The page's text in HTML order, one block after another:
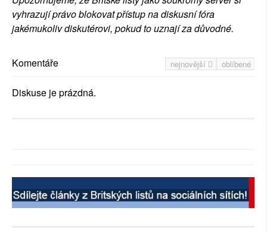
vyhrazují právo blokovat přístup na diskusní fóra
jakémukoliv diskutérovi, pokud to uznají za důvodné.
nejnovější oblíbené
Komentáře
Diskuse je prázdná.